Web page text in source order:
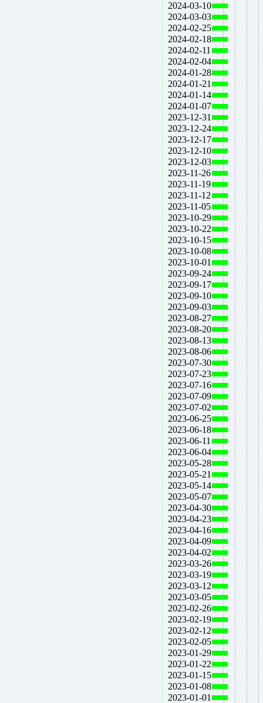
2024-03-10
2024-03-03
2024-02-25
2024-02-18
2024-02-11
2024-02-04
2024-01-28
2024-01-21
2024-01-14
2024-01-07
2023-12-31
2023-12-24
2023-12-17
2023-12-10
2023-12-03
2023-11-26
2023-11-19
2023-11-12
2023-11-05
2023-10-29
2023-10-22
2023-10-15
2023-10-08
2023-10-01
2023-09-24
2023-09-17
2023-09-10
2023-09-03
2023-08-27
2023-08-20
2023-08-13
2023-08-06
2023-07-30
2023-07-23
2023-07-16
2023-07-09
2023-07-02
2023-06-25
2023-06-18
2023-06-11
2023-06-04
2023-05-28
2023-05-21
2023-05-14
2023-05-07
2023-04-30
2023-04-23
2023-04-16
2023-04-09
2023-04-02
2023-03-26
2023-03-19
2023-03-12
2023-03-05
2023-02-26
2023-02-19
2023-02-12
2023-02-05
2023-01-29
2023-01-22
2023-01-15
2023-01-08
2023-01-01